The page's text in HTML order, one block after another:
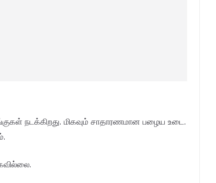
நடக்கிறது. மிகவும் சாதாரணமான பழைய உடை.